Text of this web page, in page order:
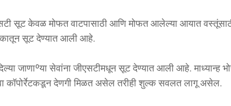
सूट केवळ मोफत वाटपासाठी आणि मोफत आलेल्या आयात वस्तूंसाठी
सूट देण्यात आली आहे.
जाणाºया सेवांना जीएसटीमधून सूट देण्यात आली आहे. माध्यान्ह
कॉपोर्रेटकडून देणगी मिळत असेल तरीही शुल्क सवलत लागू असेल.